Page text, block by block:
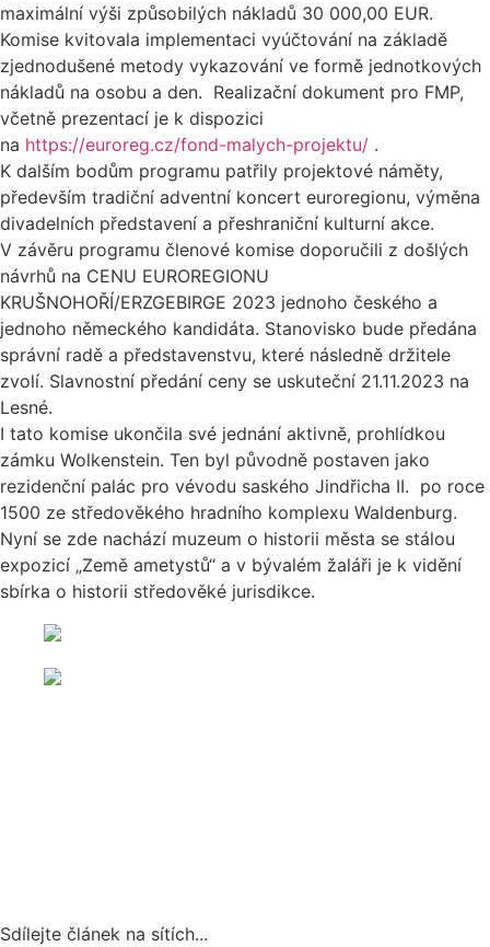
maximální výši způsobilých nákladů 30 000,00 EUR.
Komise kvitovala implementaci vyúčtování na základě
zjednodušené metody vykazování ve formě jednotkových
nákladů na osobu a den. Realizační dokument pro FMP,
včetně prezentací je k dispozici
na https://euroreg.cz/fond-malych-projektu/ .
K dalším bodům programu patřily projektové náměty,
především tradiční adventní koncert euroregionu, výměna
divadelních představení a přeshraniční kulturní akce.
V závěru programu členové komise doporučili z došlých
návrhů na CENU EUROREGIONU
KRUŠNOHOŘÍ/ERZGEBIRGE 2023 jednoho českého a
jednoho německého kandidáta. Stanovisko bude předána
správní radě a představenstvu, které následně držitele
zvolí. Slavnostní předání ceny se uskuteční 21.11.2023 na
Lesné.
I tato komise ukončila své jednání aktivně, prohlídkou
zámku Wolkenstein. Ten byl původně postaven jako
rezidenční palác pro vévodu saského Jindřicha II. po roce
1500 ze středověkého hradního komplexu Waldenburg.
Nyní se zde nachází muzeum o historii města se stálou
expozicí „Země ametystů“ a v bývalém žaláři je k vidění
sbírka o historii středověké jurisdikce.
Sdílejte článek na sítích...